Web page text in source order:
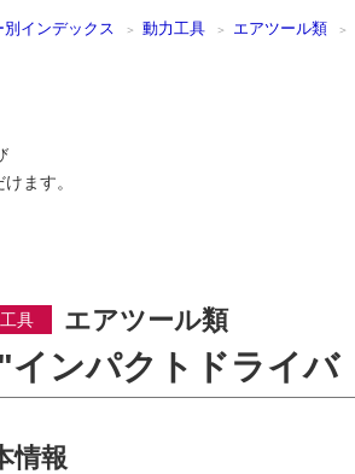
インデックス 動力工具 エアツール類
ます。
具 エアツール類
インパクトドライバ
情報